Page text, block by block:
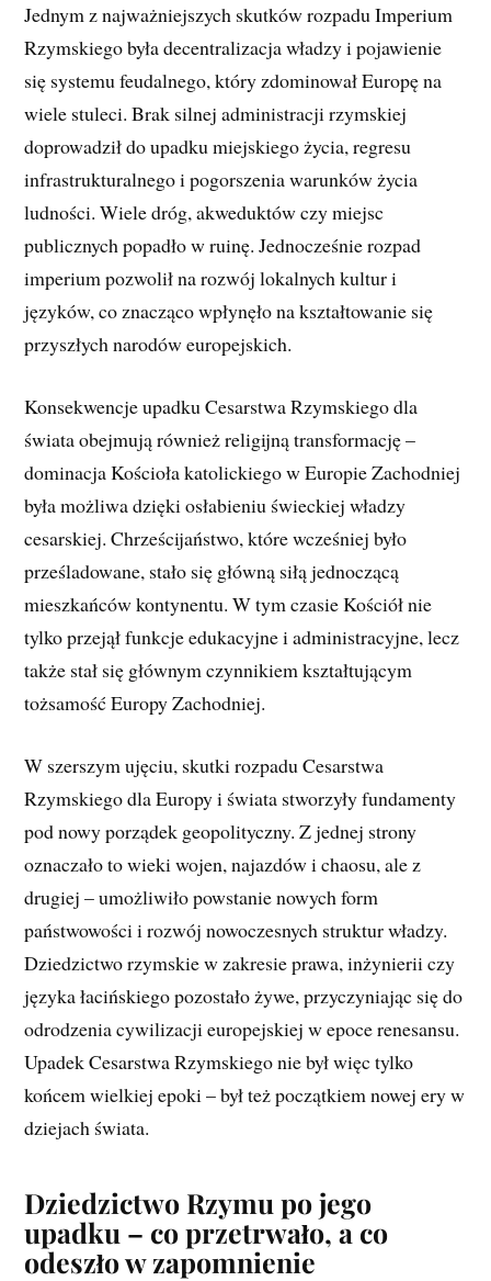
Jednym z najważniejszych skutków rozpadu Imperium
Rzymskiego była decentralizacja władzy i pojawienie
się systemu feudalnego, który zdominował Europę na
wiele stuleci. Brak silnej administracji rzymskiej
doprowadził do upadku miejskiego życia, regresu
infrastrukturalnego i pogorszenia warunków życia
ludności. Wiele dróg, akweduktów czy miejsc
publicznych popadło w ruinę. Jednocześnie rozpad
imperium pozwolił na rozwój lokalnych kultur i
języków, co znacząco wpłynęło na kształtowanie się
przyszłych narodów europejskich.
Konsekwencje upadku Cesarstwa Rzymskiego dla
świata obejmują również religijną transformację –
dominacja Kościoła katolickiego w Europie Zachodniej
była możliwa dzięki osłabieniu świeckiej władzy
cesarskiej. Chrześcijaństwo, które wcześniej było
prześladowane, stało się główną siłą jednoczącą
mieszkańców kontynentu. W tym czasie Kościół nie
tylko przejął funkcje edukacyjne i administracyjne, lecz
także stał się głównym czynnikiem kształtującym
tożsamość Europy Zachodniej.
W szerszym ujęciu, skutki rozpadu Cesarstwa
Rzymskiego dla Europy i świata stworzyły fundamenty
pod nowy porządek geopolityczny. Z jednej strony
oznaczało to wieki wojen, najazdów i chaosu, ale z
drugiej – umożliwiło powstanie nowych form
państwowości i rozwój nowoczesnych struktur władzy.
Dziedzictwo rzymskie w zakresie prawa, inżynierii czy
języka łacińskiego pozostało żywe, przyczyniając się do
odrodzenia cywilizacji europejskiej w epoce renesansu.
Upadek Cesarstwa Rzymskiego nie był więc tylko
końcem wielkiej epoki – był też początkiem nowej ery w
dziejach świata.
Dziedzictwo Rzymu po jego
upadku – co przetrwało, a co
odeszło w zapomnienie